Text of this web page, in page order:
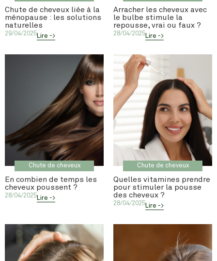
Chute de cheveux liée à la
ménopause : les solutions
naturelles
29/04/2025Lire ->
Arracher les cheveux avec
le bulbe stimule la
repousse, vrai ou faux ?
28/04/2025Lire ->
Chute de cheveux
En combien de temps les
cheveux poussent ?
28/04/2025Lire ->
Chute de cheveux
Quelles vitamines prendre
pour stimuler la pousse
des cheveux ?
28/04/2025Lire ->